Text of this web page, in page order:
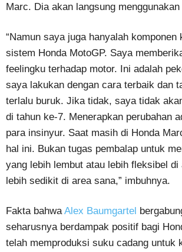
Marc. Dia akan langsung menggunakan
“Namun saya juga hanyalah komponen
sistem Honda MotoGP. Saya
feelingku terhadap motor. Ini adalah
saya lakukan dengan cara terbaik dan
terlalu buruk. Jika tidak, saya tidak
di tahun ke-7. Menerapkan perubahan
para insinyur. Saat masih di Honda
hal ini. Bukan tugas pembalap untuk
yang lebih lembut atau lebih fleksibel di
lebih sedikit di area sana,” imbuhnya.
Fakta bahwa Alex Baumgartel
seharusnya berdampak positif bagi
telah memproduksi suku cadang untuk